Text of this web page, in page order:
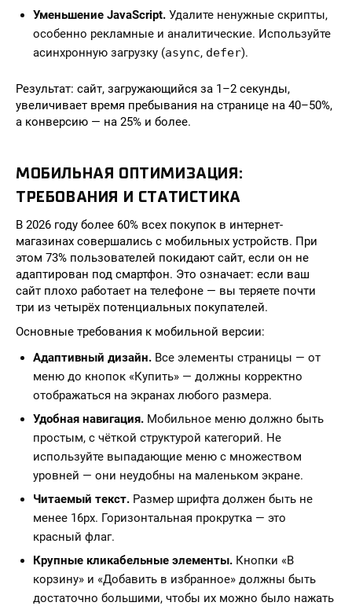
Уменьшение JavaScript. Удалите ненужные скрипты,
особенно рекламные и аналитические. Используйте
асинхронную загрузку (async, defer).
Результат: сайт, загружающийся за 1–2 секунды,
увеличивает время пребывания на странице на 40–50%,
а конверсию — на 25% и более.
МОБИЛЬНАЯ ОПТИМИЗАЦИЯ:
ТРЕБОВАНИЯ И СТАТИСТИКА
В 2026 году более 60% всех покупок в интернет-
магазинах совершались с мобильных устройств. При
этом 73% пользователей покидают сайт, если он не
адаптирован под смартфон. Это означает: если ваш
сайт плохо работает на телефоне — вы теряете почти
три из четырёх потенциальных покупателей.
Основные требования к мобильной версии:
Адаптивный дизайн. Все элементы страницы — от
меню до кнопок «Купить» — должны корректно
отображаться на экранах любого размера.
Удобная навигация. Мобильное меню должно быть
простым, с чёткой структурой категорий. Не
используйте выпадающие меню с множеством
уровней — они неудобны на маленьком экране.
Читаемый текст. Размер шрифта должен быть не
менее 16px. Горизонтальная прокрутка — это
красный флаг.
Крупные кликабельные элементы. Кнопки «В
корзину» и «Добавить в избранное» должны быть
достаточно большими, чтобы их можно было нажать